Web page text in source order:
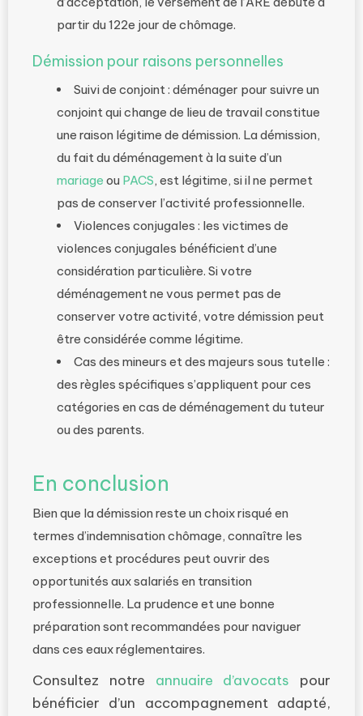
partir du 122e jour de chômage.
Démission pour raisons personnelles
Suivi de conjoint : déménager pour suivre un
conjoint qui change de lieu de travail constitue
une raison légitime de démission. La démission,
du fait du déménagement à la suite d’un
mariage ou PACS, est légitime, si il ne permet
pas de conserver l’activité professionnelle.
Violences conjugales : les victimes de
violences conjugales bénéficient d’une
considération particulière. Si votre
déménagement ne vous permet pas de
conserver votre activité, votre démission peut
être considérée comme légitime.
Cas des mineurs et des majeurs sous tutelle :
des règles spécifiques s’appliquent pour ces
catégories en cas de déménagement du tuteur
ou des parents.
En conclusion
Bien que la démission reste un choix risqué en
termes d’indemnisation chômage, connaître les
exceptions et procédures peut ouvrir des
opportunités aux salariés en transition
professionnelle. La prudence et une bonne
préparation sont recommandées pour naviguer
dans ces eaux réglementaires.
Consultez notre annuaire d’avocats pour
bénéficier d’un accompagnement adapté,